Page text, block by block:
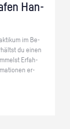
Han­
im Be­
du einen
Er­fah­
er­